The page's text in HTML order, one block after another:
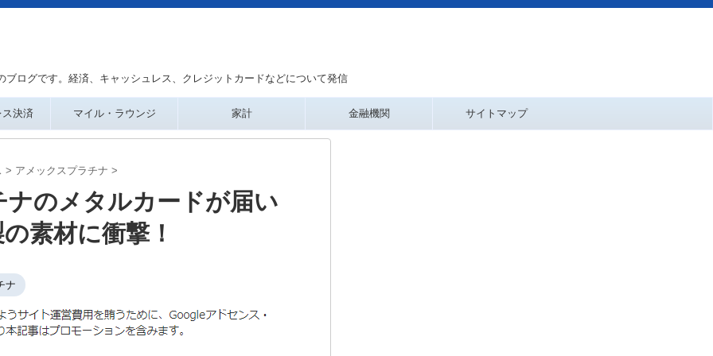
ログです。経済、キャッシュレス、クレジットカードなどについて発信
決済 マイル・ラウンジ 家計 金融機関 サイトマップ
> アメックスプラチナ >
のメタルカードが届い
素材に衝撃！
ナ